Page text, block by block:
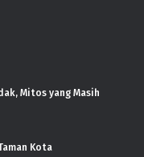
Mitos yang Masih
Kota